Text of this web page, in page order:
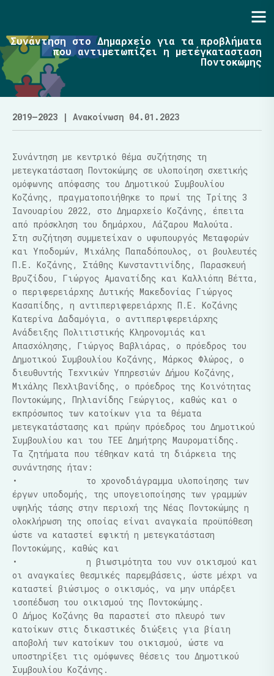
Συνάντηση στο Δημαρχείο για τα προβλήματα
που αντιμετωπίζει η μετέγκατασταση
Ποντοκώμης
2019–2023 | Ανακοίνωση 04.01.2023
Συνάντηση με κεντρικό θέμα συζήτησης τη
μετεγκατάσταση Ποντοκώμης σε υλοποίηση σχετικής
ομόφωνης απόφασης του Δημοτικού Συμβουλίου
Κοζάνης, πραγματοποιήθηκε το πρωί της Τρίτης 3
Ιανουαρίου 2022, στο Δημαρχείο Κοζάνης, έπειτα
από πρόσκληση του δημάρχου, Λάζαρου Μαλούτα.
Στη συζήτηση συμμετείχαν ο υφυπουργός Μεταφορών
και Υποδομών, Μιχάλης Παπαδόπουλος, οι βουλευτές
Π.Ε. Κοζάνης, Στάθης Κωνσταντινίδης, Παρασκευή
Βρυζίδου, Γιώργος Αμανατίδης και Καλλιόπη Βέττα,
ο περιφερειάρχης Δυτικής Μακεδονίας Γιώργος
Κασαπίδης, η αντιπεριφερειάρχης Π.Ε. Κοζάνης
Κατερίνα Δαδαμόγια, ο αντιπεριφερειάρχης
Ανάδειξης Πολιτιστικής Κληρονομιάς και
Απασχόλησης, Γιώργος Βαβλιάρας, ο πρόεδρος του
Δημοτικού Συμβουλίου Κοζάνης, Μάρκος Φλώρος, ο
διευθυντής Τεχνικών Υπηρεσιών Δήμου Κοζάνης,
Μιχάλης Πεχλιβανίδης, ο πρόεδρος της Κοινότητας
Ποντοκώμης, Πηλιανίδης Γεώργιος, καθώς και ο
εκπρόσωπος των κατοίκων για τα θέματα
μετεγκατάστασης και πρώην πρόεδρος του Δημοτικού
Συμβουλίου και του ΤΕΕ Δημήτρης Μαυροματίδης.
Τα ζητήματα που τέθηκαν κατά τη διάρκεια της
συνάντησης ήταν:
• το χρονοδιάγραμμα υλοποίησης των
έργων υποδομής, της υπογειοποίησης των γραμμών
υψηλής τάσης στην περιοχή της Νέας Ποντοκώμης η
ολοκλήρωση της οποίας είναι αναγκαία προϋπόθεση
ώστε να καταστεί εφικτή η μετεγκατάσταση
Ποντοκώμης, καθώς και
• η βιωσιμότητα του νυν οικισμού και
οι αναγκαίες θεσμικές παρεμβάσεις, ώστε μέχρι να
καταστεί βιώσιμος ο οικισμός, να μην υπάρξει
ισοπέδωση του οικισμού της Ποντοκώμης.
Ο Δήμος Κοζάνης θα παραστεί στο πλευρό των
κατοίκων στις δικαστικές διώξεις για βίαιη
αποβολή των κατοίκων του οικισμού, ώστε να
υποστηρίξει τις ομόφωνες θέσεις του Δημοτικού
Συμβουλίου Κοζάνης.